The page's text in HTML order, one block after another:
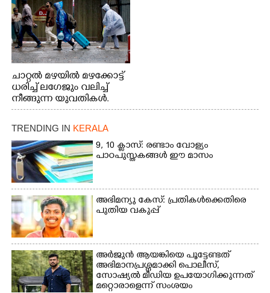
ചാറ്റൽ മഴയിൽ മഴക്കോട്ട്
ധരിച്ച് ലഗേജും വലിച്ച്
നീങ്ങുന്ന യുവതികൾ.
എറണാകുളം മേനകയിൽ
നിന്നുള്ള കാഴ്ച
TRENDING IN KERALA
9, 10 ക്ലാസ്: രണ്ടാം വോള്യം
പാഠപുസ്തകങ്ങൾ ഈ മാസം
അഭിമന്യു കേസ്: പ്രതികൾക്കെതിരെ
പുതിയ വകുപ്പ്
അർജുൻ ആയങ്കിയെ പൂട്ടേണ്ടത്
അഭിമാനപ്രശ്നമാക്കി പൊലീസ്,
സാേഷ്യൽ മീഡിയ ഉപയോഗിക്കുന്നത്
മറ്റൊരാളെന്ന് സംശയം